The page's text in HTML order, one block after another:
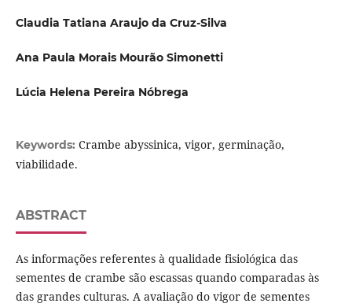
Claudia Tatiana Araujo da Cruz-Silva
Ana Paula Morais Mourão Simonetti
Lúcia Helena Pereira Nóbrega
Keywords: Crambe abyssinica, vigor, germinação,
viabilidade.
ABSTRACT
As informações referentes à qualidade fisiológica das
sementes de crambe são escassas quando comparadas às
das grandes culturas. A avaliação do vigor de sementes